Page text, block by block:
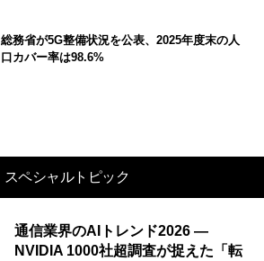
総務省が5G整備状況を公表、2025年度末の人
口カバー率は98.6%
スペシャルトピック
通信業界のAIトレンド2026 ―
NVIDIA 1000社超調査が捉えた「転